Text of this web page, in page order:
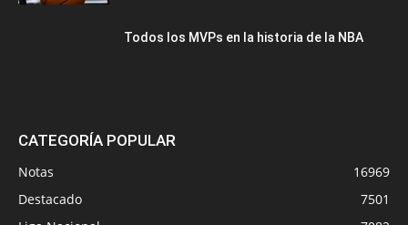
Todos los MVPs en la historia de la NBA
CATEGORÍA POPULAR
Notas
16969
Destacado
7501